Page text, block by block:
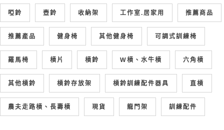
啞鈴 壺鈴 收納架 工作室.居家用 推薦商品
推薦產品 健身椅 其他健身椅 可調式訓練椅
羅馬椅 槓片 槓鈴 W槓、水牛槓 六角槓
其他槓鈴 槓鈴存放架 槓鈴訓練配件器具 直槓
農夫走路槓、長壽槓 現貨 龍門架 訓練配件